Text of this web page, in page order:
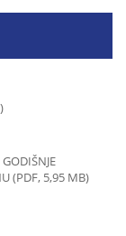
(PDF, 5,95 MB)